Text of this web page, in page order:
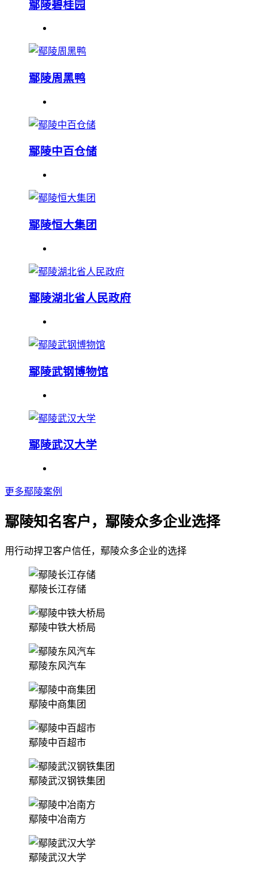
鄢陵碧桂园
鄢陵周黑鸭
鄢陵中百仓储
鄢陵恒大集团
鄢陵湖北省人民政府
鄢陵武钢博物馆
鄢陵武汉大学
更多鄢陵案例
鄢陵知名客户，鄢陵众多企业选择
用行动捍卫客户信任，鄢陵众多企业的选择
鄢陵长江存储
鄢陵中铁大桥局
鄢陵东风汽车
鄢陵中商集团
鄢陵中百超市
鄢陵武汉钢铁集团
鄢陵中冶南方
鄢陵武汉大学